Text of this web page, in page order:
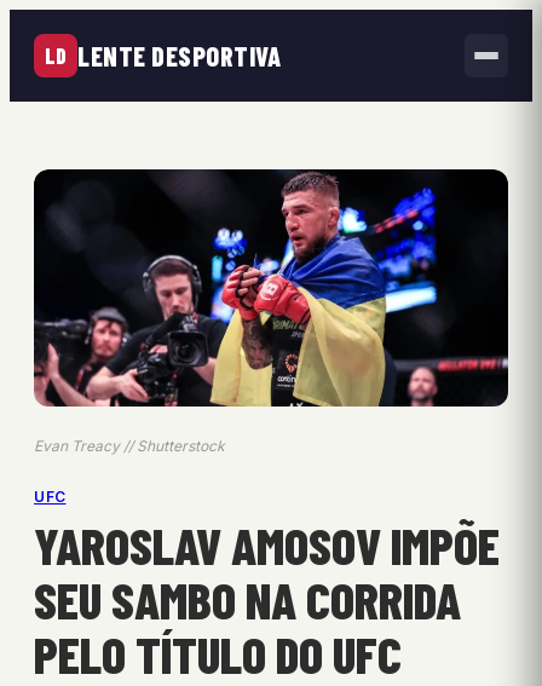
LD LENTE DESPORTIVA
Evan Treacy // Shutterstock
UFC
YAROSLAV AMOSOV IMPÕE
SEU SAMBO NA CORRIDA
PELO TÍTULO DO UFC